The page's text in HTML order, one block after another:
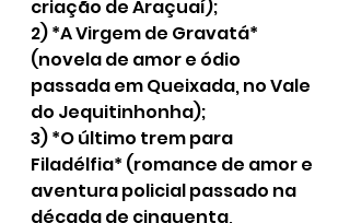
criação de Araçuaí);
2) *A Virgem de Gravatá*
(novela de amor e ódio
passada em Queixada, no Vale
do Jequitinhonha);
3) *O último trem para
Filadélfia* (romance de amor e
aventura policial passado na
década de cinquenta,